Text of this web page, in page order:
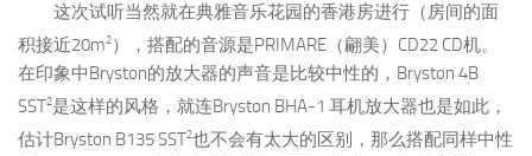
这次试听当然就在典雅音乐花园的香港房进行（房间的面
积接近20m2），搭配的音源是PRIMARE（翩美）CD22 CD机。
在印象中Bryston的放大器的声音是比较中性的，Bryston 4B
SST2是这样的风格，就连Bryston BHA-1 耳机放大器也是如此，
估计Bryston B135 SST2也不会有太大的区别，那么搭配同样中性